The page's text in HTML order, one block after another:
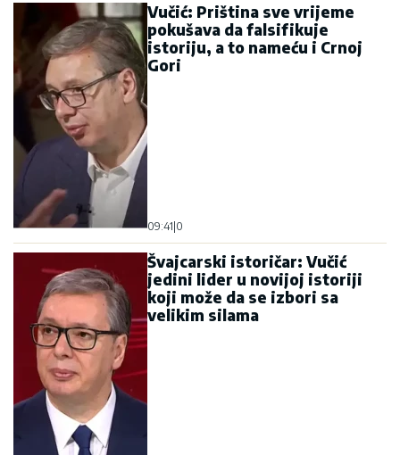
Vučić: Priština sve vrijeme
pokušava da falsifikuje
istoriju, a to nameću i Crnoj
Gori
09:41 0
Švajcarski istoričar: Vučić
jedini lider u novijoj istoriji
koji može da se izbori sa
velikim silama